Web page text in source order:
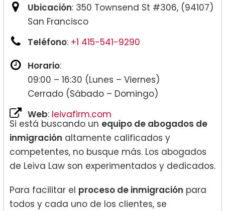
Ubicación: 350 Townsend St #306, (94107)
San Francisco
Teléfono: +1 415-541-9290
Horario:
09:00 – 16:30 (Lunes – Viernes)
Cerrado (Sábado – Domingo)
Web: leivafirm.com
Si está buscando un equipo de abogados de
inmigración altamente calificados y
competentes, no busque más. Los abogados
de Leiva Law son experimentados y dedicados.
Para facilitar el proceso de inmigración para
todos y cada uno de los clientes, se